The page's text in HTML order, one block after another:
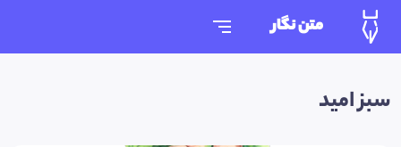
متن نگار
سبز امید